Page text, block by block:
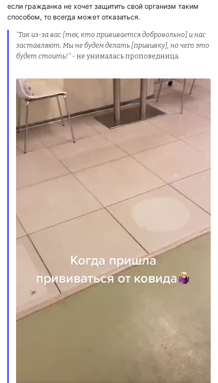
если гражданка не хочет защитить свой организм таким
способом, то всегда может отказаться.
"Так из-за вас [тех, кто прививается добровольно] и нас
заставляют. Мы не будем делать [прививку], но чего это
будет стоить!"- не унималась проповедница.